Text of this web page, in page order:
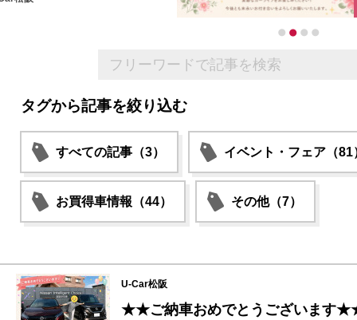
タグから記事を絞り込む
すべての記事（3） イベント・フェア（81
お買得車情報（44） その他（7）
U-Car松阪
★★ご納車おめでとうございます